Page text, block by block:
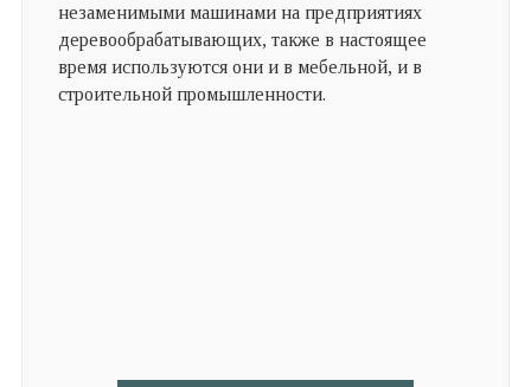
незаменимыми машинами на предприятиях
деревообрабатывающих, также в настоящее
время используются они и в мебельной, и в
строительной промышленности.